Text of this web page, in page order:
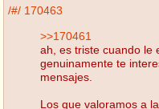
/#/ 170463
>>170461
ah, es triste cuando le
genuinamente te
mensajes.
Los que valoramos a